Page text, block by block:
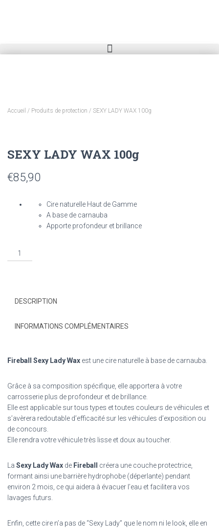
Accueil / Produits de protection / SEXY LADY WAX 100g
SEXY LADY WAX 100g
€85,90
Cire naturelle Haut de Gamme
A base de carnauba
Apporte profondeur et brillance
DESCRIPTION
INFORMATIONS COMPLÉMENTAIRES
Fireball Sexy Lady Wax est une cire naturelle à base de carnauba.
Grâce à sa composition spécifique, elle apportera à votre
carrosserie plus de profondeur et de brillance.
Elle est applicable sur tous types et toutes couleurs de véhicules et
s’avèrera redoutable d’efficacité sur les véhicules d’exposition ou
de concours.
Elle rendra votre véhicule très lisse et doux au toucher.
La Sexy Lady Wax de Fireball
créera une couche protectrice,
formant ainsi une barrière hydrophobe (déperlante) pendant
environ 2 mois, ce qui aidera à évacuer l’eau et facilitera vos
lavages futurs.
Enfin, cette cire n’a pas de “Sexy Lady” que le nom ni le look, elle en